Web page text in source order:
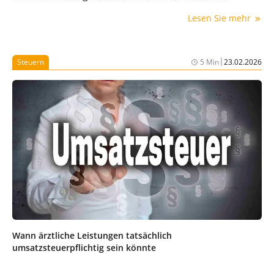
Lesen Sie mehr
Steuern 5 Min|23.02.2026
Wann ärztliche Leistungen tatsächlich
umsatzsteuerpflichtig sein könnte